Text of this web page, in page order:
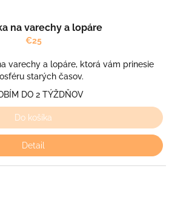
na varechy a lopáre
€25
varechy a lopáre, ktorá vám prinesie
starých časov.
DO 2 TÝŽDŇOV
Do košíka
Detail